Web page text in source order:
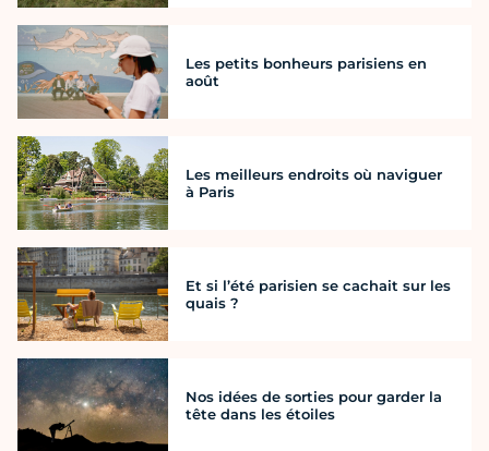
Les petits bonheurs parisiens en
août
Les meilleurs endroits où naviguer
à Paris
Et si l’été parisien se cachait sur les
quais ?
Nos idées de sorties pour garder la
tête dans les étoiles